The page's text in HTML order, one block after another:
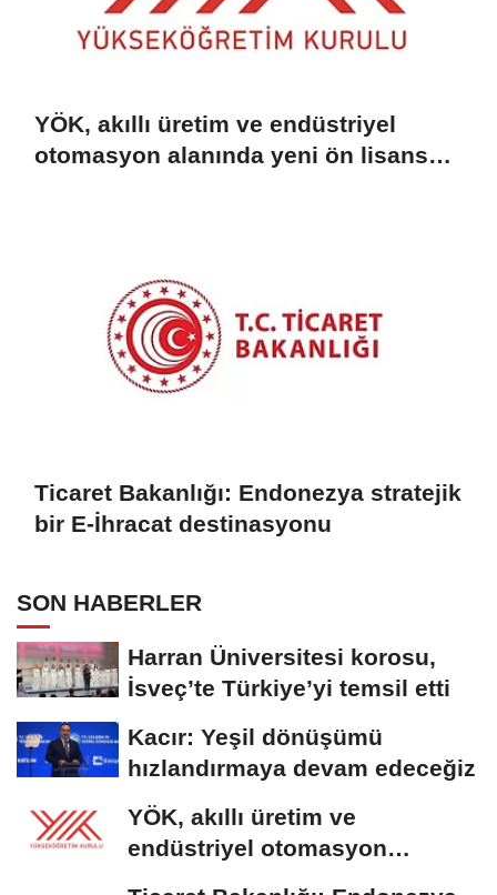
YÖK, akıllı üretim ve endüstriyel
otomasyon alanında yeni ön lisans
Ticaret Bakanlığı: Endonezya stratejik
bir E-İhracat destinasyonu
SON HABERLER
Harran Üniversitesi korosu,
İsveç’te Türkiye’yi temsil etti
Kacır: Yeşil dönüşümü
hızlandırmaya devam edeceğiz
YÖK, akıllı üretim ve
endüstriyel otomasyon